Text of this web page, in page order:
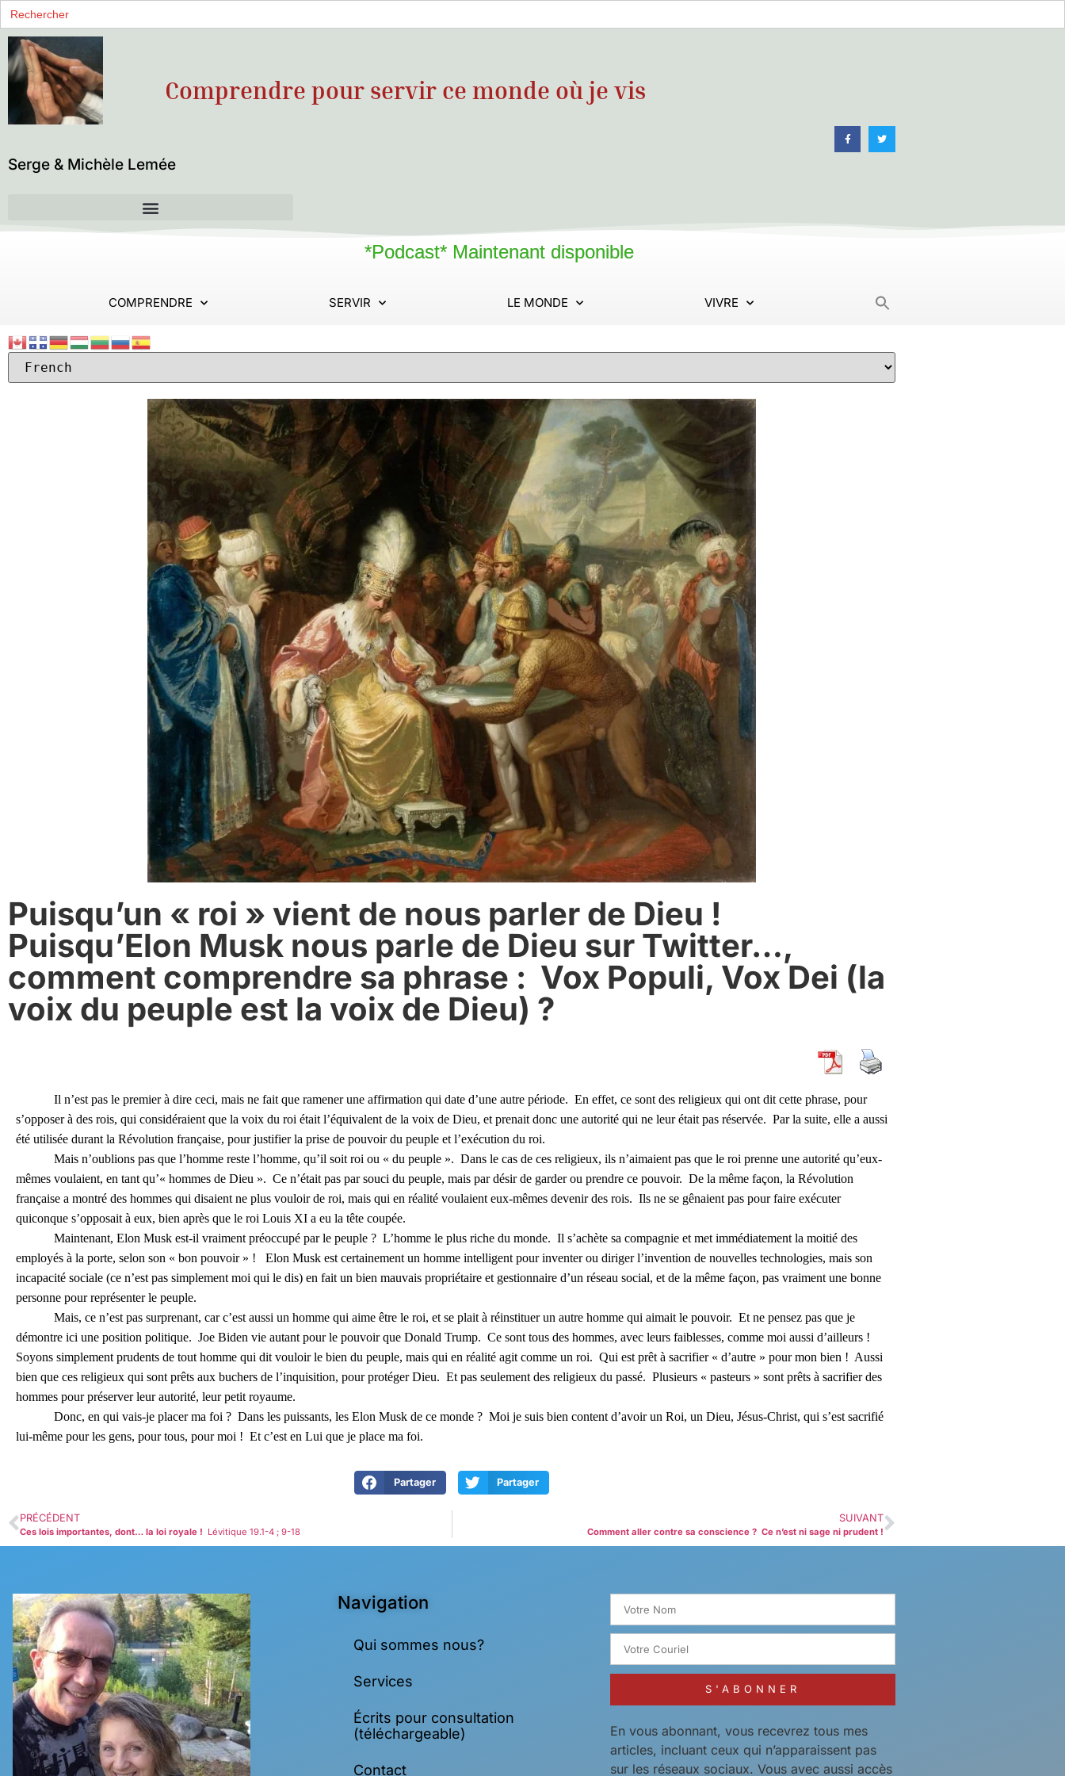
Search
for:
Serge & Michèle Lemée
Comprendre pour servir ce monde où je vis
*Podcast* Maintenant disponible
COMPRENDRE SERVIR LE MONDE VIVRE
Puisqu’un « roi » vient de nous parler de Dieu !
Puisqu’Elon Musk nous parle de Dieu sur Twitter…,
comment comprendre sa phrase : Vox Populi, Vox Dei (la
voix du peuple est la voix de Dieu) ?
Il n’est pas le premier à dire ceci, mais ne fait que ramener une affirmation qui date d’une autre période. En effet, ce sont des religieux qui ont dit cette phrase, pour
s’opposer à des rois, qui considéraient que la voix du roi était l’équivalent de la voix de Dieu, et prenait donc une autorité qui ne leur était pas réservée. Par la suite, elle a aussi
été utilisée durant la Révolution française, pour justifier la prise de pouvoir du peuple et l’exécution du roi.
Mais n’oublions pas que l’homme reste l’homme, qu’il soit roi ou « du peuple ». Dans le cas de ces religieux, ils n’aimaient pas que le roi prenne une autorité qu’eux-
mêmes voulaient, en tant qu’« hommes de Dieu ». Ce n’était pas par souci du peuple, mais par désir de garder ou prendre ce pouvoir. De la même façon, la Révolution
française a montré des hommes qui disaient ne plus vouloir de roi, mais qui en réalité voulaient eux-mêmes devenir des rois. Ils ne se gênaient pas pour faire exécuter
quiconque s’opposait à eux, bien après que le roi Louis XI a eu la tête coupée.
Maintenant, Elon Musk est-il vraiment préoccupé par le peuple ? L’homme le plus riche du monde. Il s’achète sa compagnie et met immédiatement la moitié des
employés à la porte, selon son « bon pouvoir » ! Elon Musk est certainement un homme intelligent pour inventer ou diriger l’invention de nouvelles technologies, mais son
incapacité sociale (ce n’est pas simplement moi qui le dis) en fait un bien mauvais propriétaire et gestionnaire d’un réseau social, et de la même façon, pas vraiment une bonne
personne pour représenter le peuple.
Mais, ce n’est pas surprenant, car c’est aussi un homme qui aime être le roi, et se plait à réinstituer un autre homme qui aimait le pouvoir. Et ne pensez pas que je
démontre ici une position politique. Joe Biden vie autant pour le pouvoir que Donald Trump. Ce sont tous des hommes, avec leurs faiblesses, comme moi aussi d’ailleurs !
Soyons simplement prudents de tout homme qui dit vouloir le bien du peuple, mais qui en réalité agit comme un roi. Qui est prêt à sacrifier « d’autre » pour mon bien ! Aussi
bien que ces religieux qui sont prêts aux buchers de l’inquisition, pour protéger Dieu. Et pas seulement des religieux du passé. Plusieurs « pasteurs » sont prêts à sacrifier des
hommes pour préserver leur autorité, leur petit royaume.
Donc, en qui vais-je placer ma foi ? Dans les puissants, les Elon Musk de ce monde ? Moi je suis bien content d’avoir un Roi, un Dieu, Jésus-Christ, qui s’est sacrifié
lui-même pour les gens, pour tous, pour moi ! Et c’est en Lui que je place ma foi.
Partager Partager
PRÉCÉDENT
Ces lois importantes, dont… la loi royale ! Lévitique 19.1-4 ; 9-18
SUIVANT
Comment aller contre sa conscience ? Ce n’est ni sage ni prudent !
Navigation
Qui sommes nous?
Services
Écrits pour consultation
(téléchargeable)
Contact
S'ABONNER
En vous abonnant, vous recevrez tous mes
articles, incluant ceux qui n’apparaissent pas
sur les réseaux sociaux. Vous avec aussi accès